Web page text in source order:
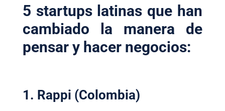
5 startups latinas que han
cambiado la manera de
pensar y hacer negocios:
1. Rappi (Colombia)